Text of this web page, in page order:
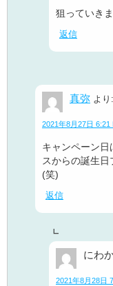
狙っていき
返信
真弥 より:
2021年8月27日 6:21
キャンペーン日
スからの誕生日
(笑)
返信
にわ
2021年8月28日